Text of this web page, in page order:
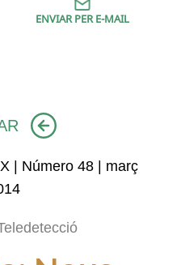
ENVIAR PER E-MAIL
| Número 48 | març